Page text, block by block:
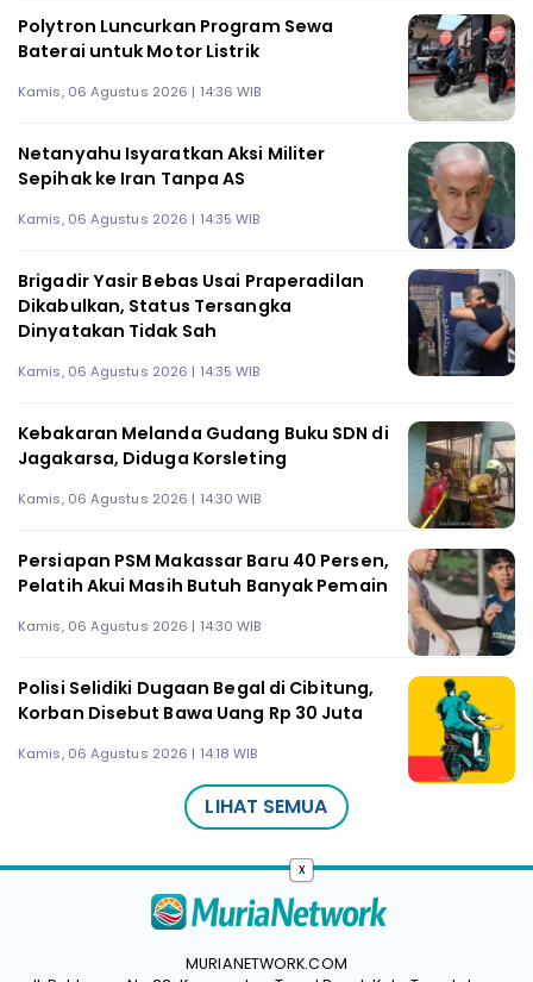
Polytron Luncurkan Program Sewa
Baterai untuk Motor Listrik
Kamis, 06 Agustus 2026 | 14:36 WIB
Netanyahu Isyaratkan Aksi Militer
Sepihak ke Iran Tanpa AS
Kamis, 06 Agustus 2026 | 14:35 WIB
Brigadir Yasir Bebas Usai Praperadilan
Dikabulkan, Status Tersangka
Dinyatakan Tidak Sah
Kamis, 06 Agustus 2026 | 14:35 WIB
Kebakaran Melanda Gudang Buku SDN di
Jagakarsa, Diduga Korsleting
Kamis, 06 Agustus 2026 | 14:30 WIB
Persiapan PSM Makassar Baru 40 Persen,
Pelatih Akui Masih Butuh Banyak Pemain
Kamis, 06 Agustus 2026 | 14:30 WIB
Polisi Selidiki Dugaan Begal di Cibitung,
Korban Disebut Bawa Uang Rp 30 Juta
Kamis, 06 Agustus 2026 | 14:18 WIB
LIHAT SEMUA
MURIANETWORK.COM
x